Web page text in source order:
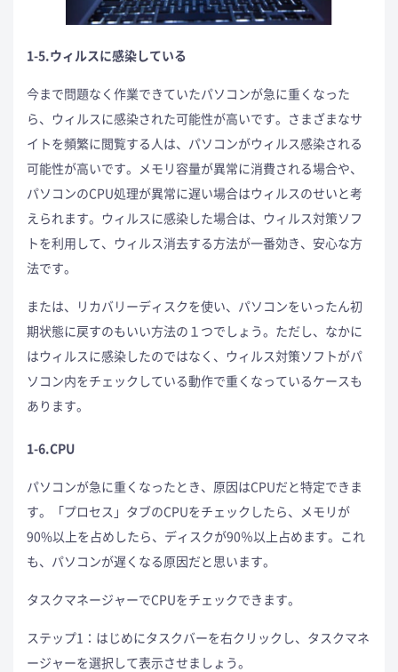
1-5.ウィルスに感染している
今まで問題なく作業できていたパソコンが急に重くなった
ら、ウィルスに感染された可能性が高いです。さまざまなサ
イトを頻繁に閲覧する人は、パソコンがウィルス感染される
可能性が高いです。メモリ容量が異常に消費される場合や、
パソコンのCPU処理が異常に遅い場合はウィルスのせいと考
えられます。ウィルスに感染した場合は、ウィルス対策ソフ
トを利用して、ウィルス消去する方法が一番効き、安心な方
法です。
または、リカバリーディスクを使い、パソコンをいったん初
期状態に戻すのもいい方法の１つでしょう。ただし、なかに
はウィルスに感染したのではなく、ウィルス対策ソフトがパ
ソコン内をチェックしている動作で重くなっているケースも
あります。
1-6.CPU
パソコンが急に重くなったとき、原因はCPUだと特定できま
す。「プロセス」タブのCPUをチェックしたら、メモリが
90%以上を占めしたら、ディスクが90％以上占めます。これ
も、パソコンが遅くなる原因だと思います。
タスクマネージャーでCPUをチェックできます。
ステップ1：はじめにタスクバーを右クリックし、タスクマネ
ージャーを選択して表示させましょう。